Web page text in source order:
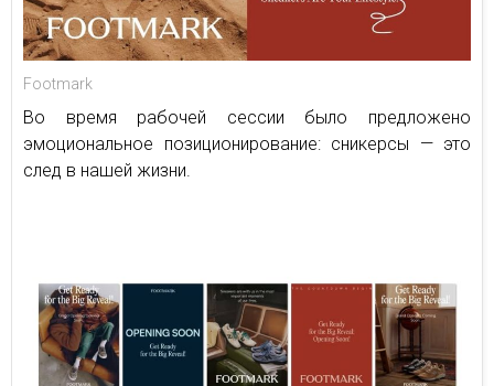
Footmark
Во время рабочей сессии было предложено
эмоциональное позиционирование: сникерсы — это
след в нашей жизни.